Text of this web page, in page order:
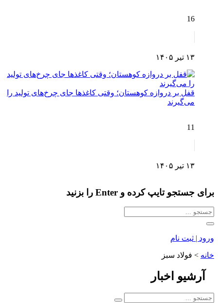
16
۱۳ تیر ۱۴۰۵
قفل بر دروازه کوهستان؛ وقتی کاغذها جای چرخ‌های تولید را
می‌گیرند
11
۱۳ تیر ۱۴۰۵
برای جستجو تایپ کرده و Enter را بزنید
ورود | ثبت نام
خانه > فولاد سبز
آرشیو اخبار